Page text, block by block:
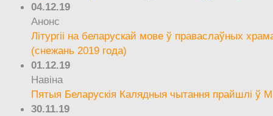
04.12.19
Анонс
Літургіі на беларускай мове ў праваслаўных
(снежань 2019 года)
01.12.19
Навіна
Пятыя Беларускія Калядныя чытання прайшлі ў
30.11.19